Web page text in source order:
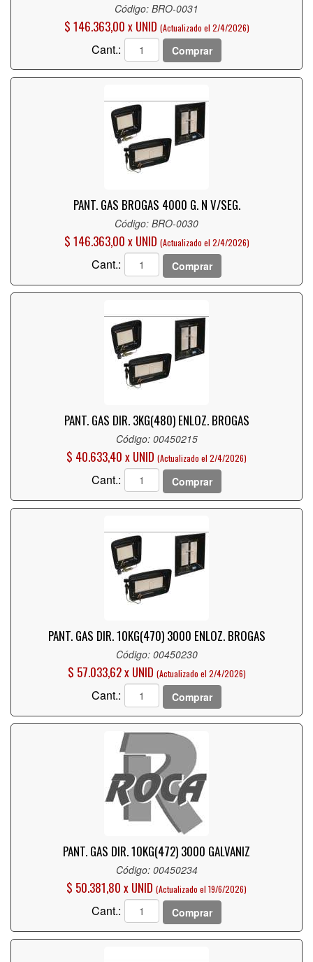
Código: BRO-0031
$ 146.363,00 x UNID (Actualizado el 2/4/2026)
Cant.: Comprar
PANT. GAS BROGAS 4000 G. N V/SEG.
Código: BRO-0030
$ 146.363,00 x UNID (Actualizado el 2/4/2026)
Cant.: Comprar
PANT. GAS DIR. 3KG(480) ENLOZ. BROGAS
Código: 00450215
$ 40.633,40 x UNID (Actualizado el 2/4/2026)
Cant.: Comprar
PANT. GAS DIR. 10KG(470) 3000 ENLOZ. BROGAS
Código: 00450230
$ 57.033,62 x UNID (Actualizado el 2/4/2026)
Cant.: Comprar
PANT. GAS DIR. 10KG(472) 3000 GALVANIZ
Código: 00450234
$ 50.381,80 x UNID (Actualizado el 19/6/2026)
Cant.: Comprar